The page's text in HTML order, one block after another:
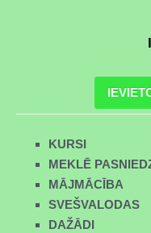
KURSI
MEKLĒ
MĀJMĀCĪBA
SVEŠVALODAS
DAŽĀDI